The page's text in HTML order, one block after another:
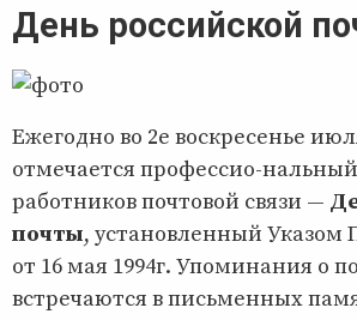
День российской
Ежегодно во 2е воскресенье
отмечается профессио-
работников почтовой связи —
почты, установленный Указом
от 16 мая 1994г. Упоминания о
встречаются в письменных